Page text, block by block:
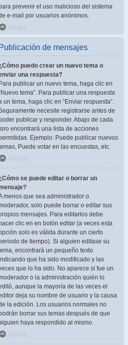
prevenir el uso malicioso del sistema
e-mail por usuarios anónimos.
Arriba
Publicación de mensajes
puedo crear un nuevo tema o
una respuesta?
Para publicar un nuevo tema, haga clic en
tema”. Para publicar una respuesta
un tema, haga clic en “Enviar respuesta”.
necesite registrarse antes de
publicar y responder. Abajo de cada
encontrará una lista de acciones
Ejemplo: Puede publicar nuevos
Puede votar en las encuestas, etc.
Arriba
se puede editar o borrar un
menos que sea administrador o
solo puede borrar o editar sus
mensajes. Para editarlos debe
hacer clic en en botón editar(a veces esta
solo es válida durante un cierto
de tiempo). Si alguien editase su
encontrará un pequeño texto
que ha sido modificado y las
que lo ha sido. No aparece si fue un
o la administración quién lo
aunque la mayoría de las veces el
deja su nombre de usuario y la causa
la edición. Los usuarios normales no
borrar sus temas después de que
haya respondido al mismo.
Arriba